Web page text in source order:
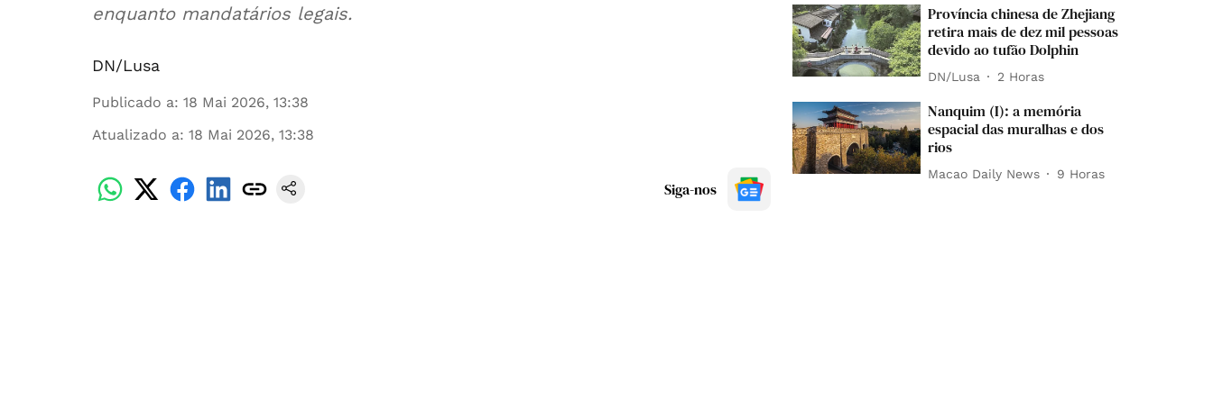
enquanto mandatários legais.
DN/Lusa
Publicado a: 18 Mai 2026, 13:38
Atualizado a: 18 Mai 2026, 13:38
Siga-nos
Província chinesa de Zhejiang
retira mais de dez mil pessoas
devido ao tufão Dolphin
DN/Lusa 2 Horas
Nanquim (I): a memória
espacial das muralhas e dos
rios
Macao Daily News 9 Horas